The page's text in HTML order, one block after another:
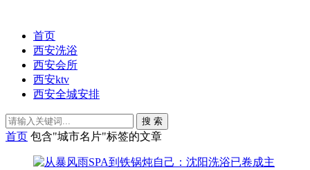
首页
西安洗浴
西安会所
西安ktv
西安全城安排
搜 索
首页 包含"城市名片"标签的文章